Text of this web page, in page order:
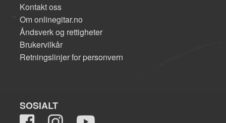
Kontakt oss
Om onlinegitar.no
Åndsverk og rettigheter
Brukervilkår
Retningslinjer for personvern
SOSIALT